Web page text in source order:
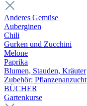
Anderes Gemüse
Auberginen
Chili
Gurken und Zucchini
Melone
Paprika
Blumen, Stauden, Kräuter
Zubehör: Pflanzenanzucht
BÜCHER
Gartenkurse